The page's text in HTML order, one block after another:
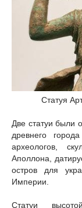
Статуя
Две статуи были
древнего
археологов,
Аполлона,
остров для
Империи.
Статуи